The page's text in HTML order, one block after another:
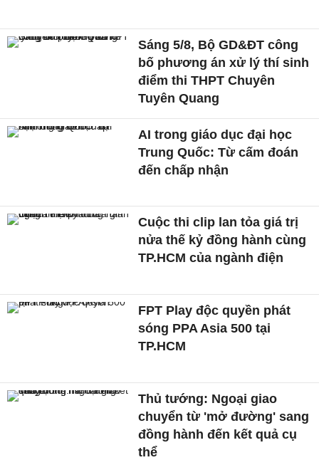
Sáng 5/8, Bộ GD&ĐT công
bố phương án xử lý thí sinh
điểm thi THPT Chuyên
Tuyên Quang
AI trong giáo dục đại học
Trung Quốc: Từ cấm đoán
đến chấp nhận
Cuộc thi clip lan tỏa giá trị
nửa thế kỷ đồng hành cùng
TP.HCM của ngành điện
FPT Play độc quyền phát
sóng PPA Asia 500 tại
TP.HCM
Thủ tướng: Ngoại giao
chuyển từ 'mở đường' sang
đồng hành đến kết quả cụ
thể